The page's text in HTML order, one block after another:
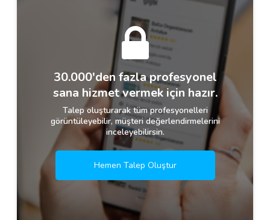
30.000'den fazla profesyonel
sana hizmet vermek için hazır.
Talep oluşturarak tüm profesyonelleri
görüntüleyebilir, müşteri değerlendirmelerini
inceleyebilirsin.
Hemen Talep Oluştur